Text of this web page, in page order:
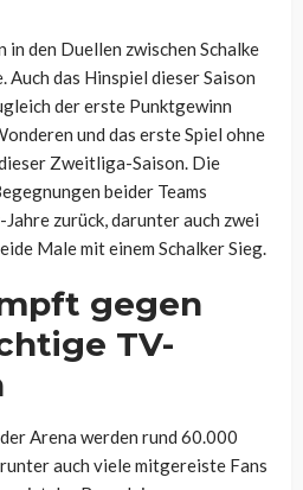
den Duellen zwischen Schalke
Auch das Hinspiel dieser Saison
der erste Punktgewinn
und das erste Spiel ohne
Zweitliga-Saison. Die
beider Teams
zurück, darunter auch zwei
Male mit einem Schalker Sieg.
gegen
TV-
Arena werden rund 60.000
auch viele mitgereiste Fans